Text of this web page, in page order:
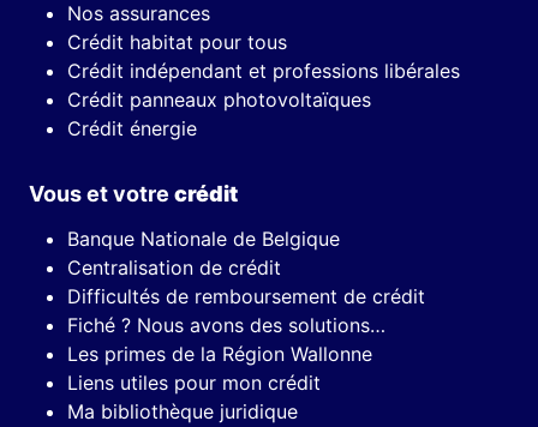
Nos assurances
Crédit habitat pour tous
Crédit indépendant et professions libérales
Crédit panneaux photovoltaïques
Crédit énergie
Vous et votre crédit
Banque Nationale de Belgique
Centralisation de crédit
Difficultés de remboursement de crédit
Fiché ? Nous avons des solutions…
Les primes de la Région Wallonne
Liens utiles pour mon crédit
Ma bibliothèque juridique